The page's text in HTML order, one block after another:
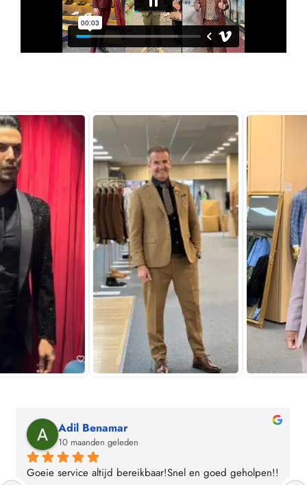
Arez Hoessein
10 maanden geleden
Heel vriendelijk geholpen en pak naar mijn smaak en